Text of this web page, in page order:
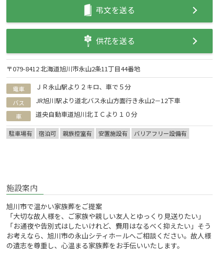
弔文を送る
供花を送る
〒079-8412 北海道旭川市永山2条11丁目44番地
電車 ＪＲ永山駅より２キロ、車で５分
バス JR旭川駅より道北バス永山方面行き永山2－12下車
車 道央自動車道旭川北ＩＣより１０分
駐車場有 宿泊可 親族控室有 安置施設有 バリアフリー設備有
施設案内
旭川市で温かい家族葬をご提案
「大切な故人様を、ご家族や親しい友人とゆっくり見送りたい」
「お通夜や告別式はしたいけれど、費用はなるべく抑えたい」そう
お考えなら、旭川市の永山シティホールへご相談ください。故人様
の遺志を尊重し、心温まる家族葬をお手伝いいたします。